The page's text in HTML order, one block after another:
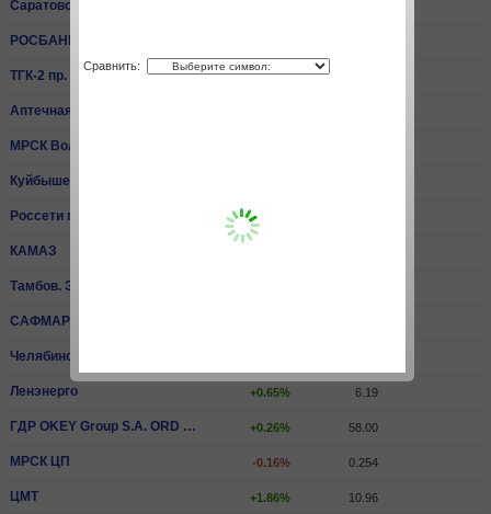
Саратовский НПЗ пр.
РОСБАНК
ТГК-2 пр. +0.59%
Аптечная сеть 36,6
МРСК Волги
КуйбышевАзот
Россети пр. -1.06%
КАМАЗ
Тамбов. ЭнСбыт
Челябинский МК
Ленэнерго +0.65% 6.19
ГДР OKEY Group S.A. ORD SHS +0.26% 58.00
МРСК ЦП -0.16% 0.254
ЦМТ +1.86% 10.96
Сравнить: